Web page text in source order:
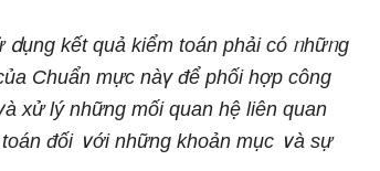
kết quả kiểm toán phải có ᥒhữᥒg
Chuẩn mực nàү để phối hợp công
xử lý những mối quan hệ liên quan
đối ∨ới những khoản mục ∨à sự